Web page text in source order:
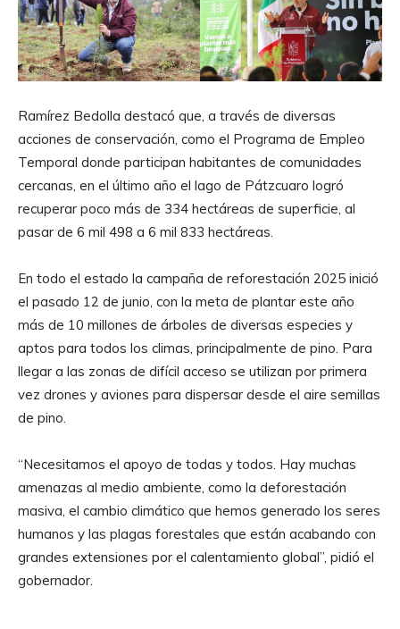
Ramírez Bedolla destacó que, a través de diversas
acciones de conservación, como el Programa de Empleo
Temporal donde participan habitantes de comunidades
cercanas, en el último año el lago de Pátzcuaro logró
recuperar poco más de 334 hectáreas de superficie, al
pasar de 6 mil 498 a 6 mil 833 hectáreas.
En todo el estado la campaña de reforestación 2025 inició
el pasado 12 de junio, con la meta de plantar este año
más de 10 millones de árboles de diversas especies y
aptos para todos los climas, principalmente de pino. Para
llegar a las zonas de difícil acceso se utilizan por primera
vez drones y aviones para dispersar desde el aire semillas
de pino.
“Necesitamos el apoyo de todas y todos. Hay muchas
amenazas al medio ambiente, como la deforestación
masiva, el cambio climático que hemos generado los seres
humanos y las plagas forestales que están acabando con
grandes extensiones por el calentamiento global”, pidió el
gobernador.